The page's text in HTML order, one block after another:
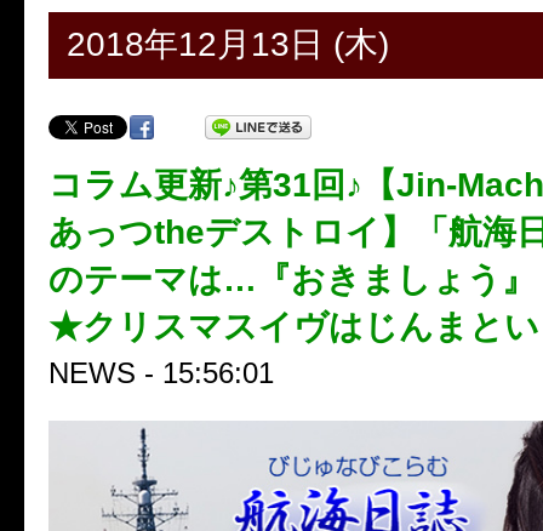
2018年12月13日 (木)
コラム更新♪第31回♪【Jin-
あっつtheデストロイ】「航海
のテーマは…『おきましょう』
★クリスマスイヴはじんまと
NEWS - 15:56:01